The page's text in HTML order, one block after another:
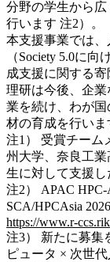
分野の学生から
行います 注2）。
本支援事業では
（Society 5.0に
成支援に関する寄
理研は今後、企
業を続け、わが
材の育成を行いま
注1） 受賞チーム
州大学、奈良工
生に対して支援し
注2） APAC HPC-
SCA/HPCAsia
https://www.r-
注3） 新たに募集
ピュータ × 次世